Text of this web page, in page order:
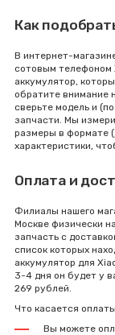
Как
В интернет-
сотовым телефоном
аккумулятор,
обратите внимание
сверьте модель и
запчасти. Мы
размеры в формате
характеристики,
Оплата и
Филиалы нашего
Москве физически
запчасть с
список которых
аккумулятор для
3-4 дня он будет у
269 рублей.
Что касается
Вы можете